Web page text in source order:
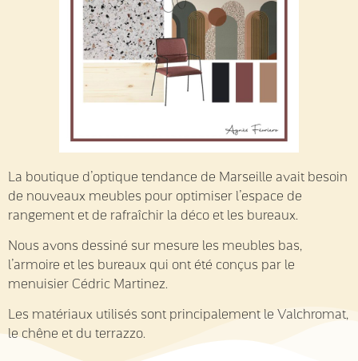
La boutique d’optique tendance de Marseille avait besoin
de nouveaux meubles pour optimiser l’espace de
rangement et de rafraîchir la déco et les bureaux.
Nous avons dessiné sur mesure les meubles bas,
l’armoire et les bureaux qui ont été conçus par le
menuisier Cédric Martinez.
Les matériaux utilisés sont principalement le Valchromat,
le chêne et du terrazzo.